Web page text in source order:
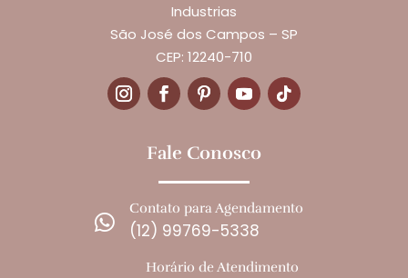
Industrias
São José dos Campos – SP
CEP: 12240-710
Fale Conosco

Contato para Agendamento
(12) 99769-5338
Horário de Atendimento